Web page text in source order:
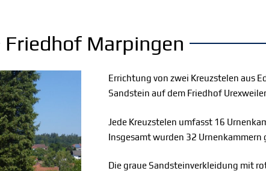
Friedhof Marpingen
Errichtung von zwei Kreuzstelen aus
Sandstein auf dem Friedhof
Jede Kreuzstelen umfasst 16
Insgesamt wurden 32 Urnenkammern
Die graue Sandsteinverkleidung mit